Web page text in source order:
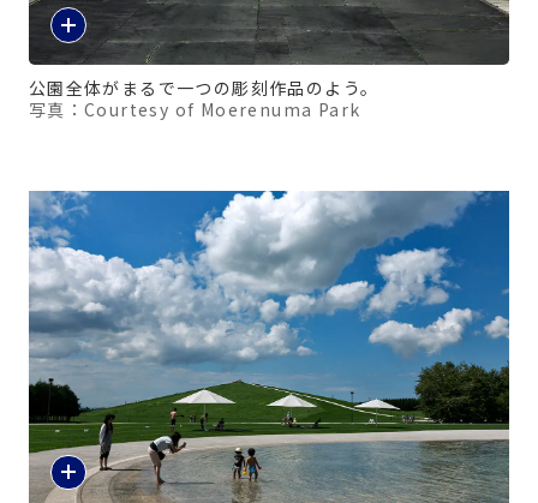
公園全体がまるで一つの彫刻作品のよう。
写真：Courtesy of Moerenuma Park